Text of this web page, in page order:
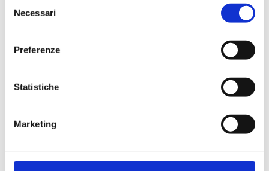
delNecessari
Preferenze
Statistiche
Marketing